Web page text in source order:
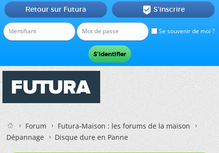
Se souvenir de moi ?
Retour sur Futura  S'inscrire
Forum
Futura-Maison : les forums de la maison
Dépannage
Disque dure en Panne